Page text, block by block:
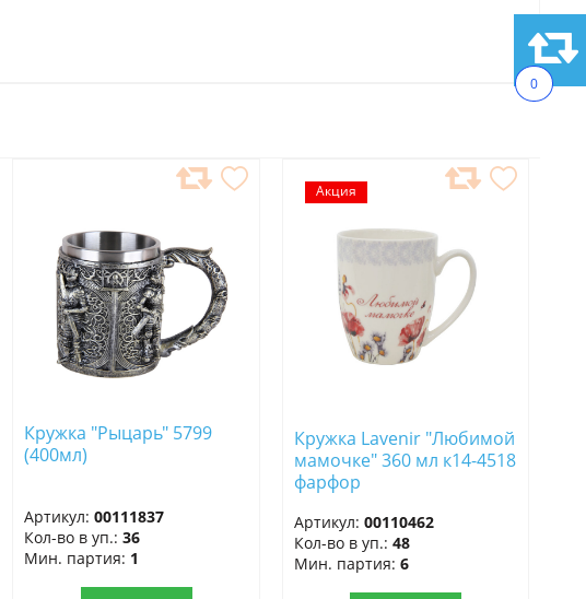
0
ИЗБРАННОЕ
Кружка "Рыцарь" 5799
(400мл)
Артикул:00111837
Кол-во в уп.:36
Мин. партия: 1
Акция
ДОБАВИТЬ
В
ИЗБРАННОЕ
Кружка Lavenir "Любимой
мамочке" 360 мл к14-4518
фарфор
Артикул: 00110462
Кол-во в уп.: 48
Мин. партия: 6